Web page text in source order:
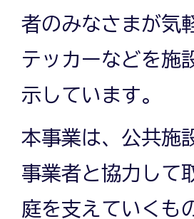
者のみなさまが気
テッカーなどを施
示しています。
本事業は、公共施
事業者と協力して
庭を支えていくも